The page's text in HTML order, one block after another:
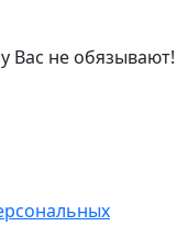
Вас не обязывают!